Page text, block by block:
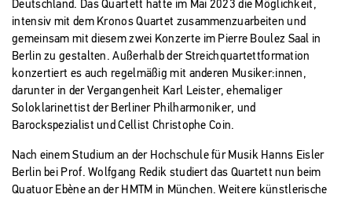
Deutschland. Das Quartett hatte im Mai 2023 die Möglichkeit,
intensiv mit dem Kronos Quartet zusammenzuarbeiten und
gemeinsam mit diesem zwei Konzerte im Pierre Boulez Saal in
Berlin zu gestalten. Außerhalb der Streichquartettformation
konzertiert es auch regelmäßig mit anderen Musiker:innen,
darunter in der Vergangenheit Karl Leister, ehemaliger
Soloklarinettist der Berliner Philharmoniker, und
Barockspezialist und Cellist Christophe Coin.
Nach einem Studium an der Hochschule für Musik Hanns Eisler
Berlin bei Prof. Wolfgang Redik studiert das Quartett nun beim
Quatuor Ebène an der HMTM in München. Weitere künstlerische